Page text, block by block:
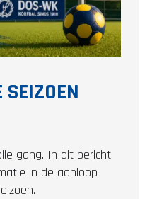
gang. In dit bericht
in de aanloop